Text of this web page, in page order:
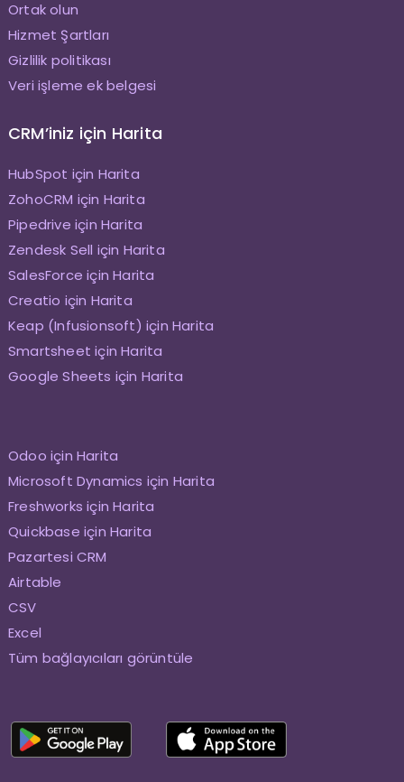
Ortak olun
Hizmet Şartları
Gizlilik politikası
Veri işleme ek belgesi
CRM’iniz için Harita
HubSpot için Harita
ZohoCRM için Harita
Pipedrive için Harita
Zendesk Sell için Harita
SalesForce için Harita
Creatio için Harita
Keap (Infusionsoft) için Harita
Smartsheet için Harita
Google Sheets için Harita
Odoo için Harita
Microsoft Dynamics için Harita
Freshworks için Harita
Quickbase için Harita
Pazartesi CRM
Airtable
CSV
Excel
Tüm bağlayıcıları görüntüle